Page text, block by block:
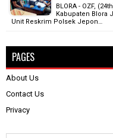
BLORA - OZF,
Kabupaten Blora
Unit Reskrim Polsek Jepon…
PAGES
About Us
Contact Us
Privacy